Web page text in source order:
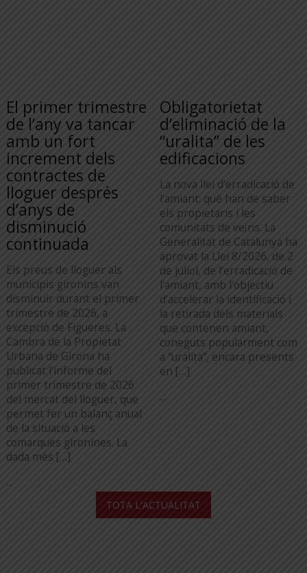
El primer trimestre
de l’any va tancar
amb un fort
increment dels
contractes de
lloguer després
d’anys de
disminució
continuada
Els preus de lloguer als
municipis gironins van
disminuir durant el primer
trimestre de 2026, a
excepció de Figueres. La
Cambra de la Propietat
Urbana de Girona ha
publicat l’informe del
primer trimestre de 2026
del mercat del lloguer, que
permet fer un balanç anual
de la situació a les
comarques gironines. La
dada més […]
...
Obligatorietat
d’eliminació de la
“uralita” de les
edificacions
La nova llei d’erradicació de
l’amiant: què han de saber
els propietaris i les
comunitats de veïns. La
Generalitat de Catalunya ha
aprovat la Llei 8/2026, de 2
de juliol, de l’erradicació de
l’amiant, amb l’objectiu
d’accelerar la identificació i
la retirada dels materials
que contenen amiant,
coneguts popularment com
a “uralita”, encara presents
en […]
...
TOTA L'ACTUALITAT